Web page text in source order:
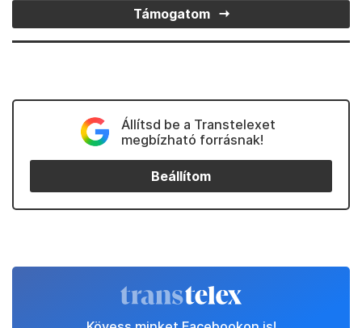
Támogatom
Állítsd be a Transtelexet
megbízható forrásnak!
Beállítom